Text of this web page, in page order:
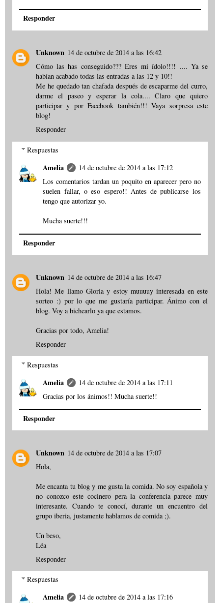
Responder
Unknown 14 de octubre de 2014 a las 16:42
Cómo las has conseguido??? Eres mi ídolo!!!! .... Ya se
habían acabado todas las entradas a las 12 y 10!!
Me he quedado tan chafada después de escaparme del curro,
darme el paseo y esperar la cola.... Claro que quiero
participar y por Facebook también!!! Vaya sorpresa este
blog!
Responder
Respuestas
Amelia
14 de octubre de 2014 a las 17:12
Los comentarios tardan un poquito en aparecer pero no
suelen fallar, o eso espero!! Antes de publicarse los
tengo que autorizar yo.
Mucha suerte!!!
Responder
Unknown 14 de octubre de 2014 a las 16:47
Hola! Me llamo Gloria y estoy muuuuy interesada en este
sorteo :) por lo que me gustaría participar. Ánimo con el
blog. Voy a bichearlo ya que estamos.
Gracias por todo, Amelia!
Responder
Respuestas
Amelia
14 de octubre de 2014 a las 17:11
Gracias por los ánimos!! Mucha suerte!!
Responder
Unknown 14 de octubre de 2014 a las 17:07
Hola,
Me encanta tu blog y me gusta la comida. No soy española y
no conozco este cocinero pera la conferencia parece muy
interesante. Cuando te conocí, durante un encuentro del
grupo iberia, justamente hablamos de comida ;).
Un beso,
Léa
Responder
Respuestas
Amelia
14 de octubre de 2014 a las 17:16